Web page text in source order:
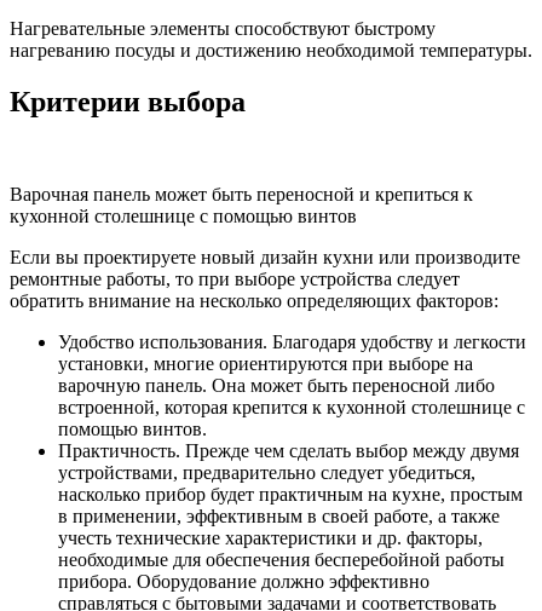
Нагревательные элементы способствуют быстрому
нагреванию посуды и достижению необходимой температуры.
Критерии выбора
Варочная панель может быть переносной и крепиться к
кухонной столешнице с помощью винтов
Если вы проектируете новый дизайн кухни или производите
ремонтные работы, то при выборе устройства следует
обратить внимание на несколько определяющих факторов:
Удобство использования. Благодаря удобству и легкости
установки, многие ориентируются при выборе на
варочную панель. Она может быть переносной либо
встроенной, которая крепится к кухонной столешнице с
помощью винтов.
Практичность. Прежде чем сделать выбор между двумя
устройствами, предварительно следует убедиться,
насколько прибор будет практичным на кухне, простым
в применении, эффективным в своей работе, а также
учесть технические характеристики и др. факторы,
необходимые для обеспечения бесперебойной работы
прибора. Оборудование должно эффективно
справляться с бытовыми задачами и соответствовать